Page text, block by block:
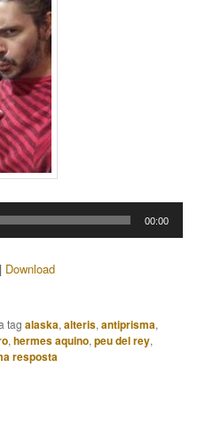
00:00
| Download
tagalaska,alteris,antiprisma,
,hermes aquino,peu del rey,
resposta